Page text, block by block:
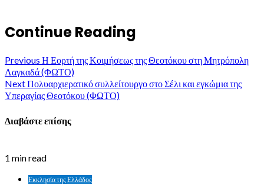
Continue Reading
Previous Η Εορτή της Κοιμήσεως της Θεοτόκου στη Μητρόπολη
Λαγκαδά (ΦΩΤΟ)
NextΠολυαρχιερατικό συλλείτουργο στο Σέλι και εγκώμια της
Υπεραγίας Θεοτόκου (ΦΩΤΟ)
Διαβάστε επίσης
1 min read
Εκκλησία της Ελλάδος